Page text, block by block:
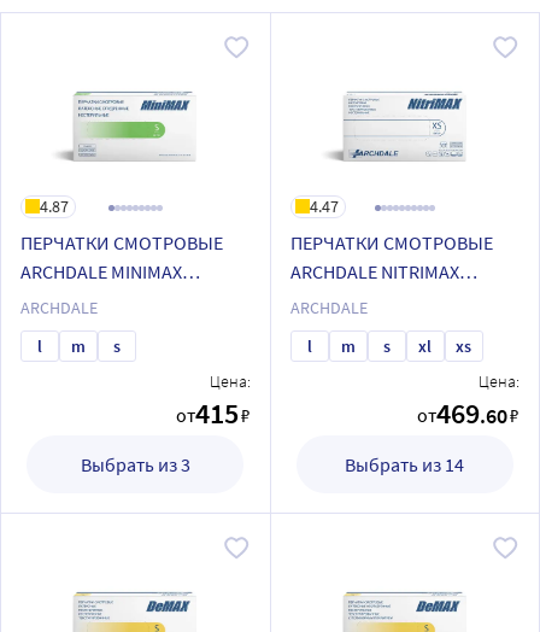
4.87
ПЕРЧАТКИ СМОТРОВЫЕ
ARCHDALE MINIMAX
ЛАТЕКСНЫЕ ГЛАДКИЕ
ОПУДРЕННЫЕ
ARCHDALE
l
m
s
Цена:
от415₽
Выбрать из 3
4.47
ПЕРЧАТКИ СМОТРОВЫЕ
ARCHDALE NITRIMAX
НИТРИЛОВЫЕ
ТЕКСТУРИРОВАННЫЕ
ARCHDALE
l
m s xl
xs
Цена:
от469.60₽
Выбрать из 14